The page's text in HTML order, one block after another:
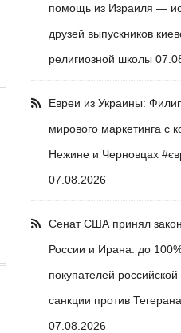
помощь из Израиля —
друзей выпускников
религиозной школы
Евреи из Украины:
мирового маркетинга с
Нежине и Черновцах
07.08.2026
Сенат США принял
России и Ирана: до
покупателей
санкции против
07.08.2026